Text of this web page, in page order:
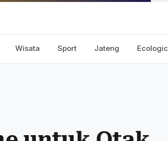
Wisata Sport Jateng Ecologic